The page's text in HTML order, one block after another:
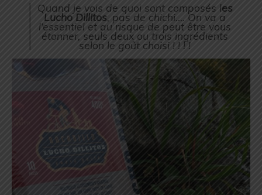
Quand je vois de quoi sont composés les
Lucho Dillitos, pas de chichi…. On va a
l’essentiel et au risque de peut être vous
étonner, seuls deux ou trois ingrédients
selon le goût choisi ! ! ! !